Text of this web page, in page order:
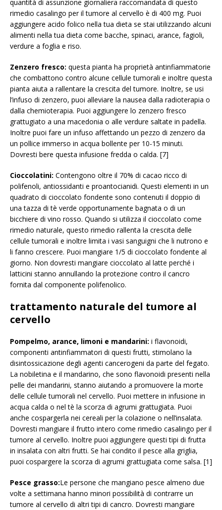
quantità di assunzione giornaliera raccomandata di questo
rimedio casalingo per il tumore al cervello è di 400 mg. Puoi
aggiungere acido folico nella tua dieta se stai utilizzando alcuni
alimenti nella tua dieta come bacche, spinaci, arance, fagioli,
verdure a foglia e riso.
Zenzero fresco: questa pianta ha proprietà antinfiammatorie
che combattono contro alcune cellule tumorali e inoltre questa
pianta aiuta a rallentare la crescita del tumore. Inoltre, se usi
l’infuso di zenzero, puoi alleviare la nausea dalla radioterapia o
dalla chemioterapia. Puoi aggiungere lo zenzero fresco
grattugiato a una macedonia o alle verdure saltate in padella.
Inoltre puoi fare un infuso affettando un pezzo di zenzero da
un pollice immerso in acqua bollente per 10-15 minuti.
Dovresti bere questa infusione fredda o calda. [7]
Cioccolatini: Contengono oltre il 70% di cacao ricco di
polifenoli, antiossidanti e proantocianidi. Questi elementi in un
quadrato di cioccolato fondente sono contenuti il ​​doppio di
una tazza di tè verde opportunamente bagnata o di un
bicchiere di vino rosso. Quando si utilizza il cioccolato come
rimedio naturale, questo rimedio rallenta la crescita delle
cellule tumorali e inoltre limita i vasi sanguigni che li nutrono e
li fanno crescere. Puoi mangiare 1/5 di cioccolato fondente al
giorno. Non dovresti mangiare cioccolato al latte perché i
latticini stanno annullando la protezione contro il cancro
fornita dal componente polifenolico.
trattamento naturale del tumore al
cervello
Pompelmo, arance, limoni e mandarini: i flavonoidi,
componenti antinfiammatori di questi frutti, stimolano la
disintossicazione degli agenti cancerogeni da parte del fegato.
La nobiletina e il mandarino, che sono flavonoidi presenti nella
pelle dei mandarini, stanno aiutando a promuovere la morte
delle cellule tumorali nel cervello. Puoi mettere in infusione in
acqua calda o nel tè la scorza di agrumi grattugiata. Puoi
anche cospargerla nei cereali per la colazione o nell’insalata.
Dovresti mangiare il frutto intero come rimedio casalingo per il
tumore al cervello. Inoltre puoi aggiungere questi tipi di frutta
in insalata con altri frutti. Se hai condito il pesce alla griglia,
puoi cospargere la scorza di agrumi grattugiata come salsa. [1]
Pesce grasso:Le persone che mangiano pesce almeno due
volte a settimana hanno minori possibilità di contrarre un
tumore al cervello di altri tipi di cancro. Dovresti mangiare